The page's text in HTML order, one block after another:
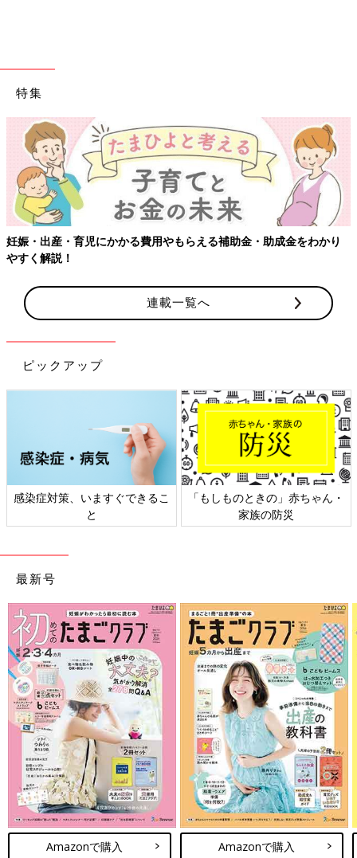
特集
【ワクチン接種できるものも】妊婦の感染症対策、知っておいて！
連載一覧へ
ピックアップ
日本外来小児科学会リーフレッ
ト検討会
六星占術 細木かおりさんの人生
相談
最新号
Amazonで購入 Amazonで購入